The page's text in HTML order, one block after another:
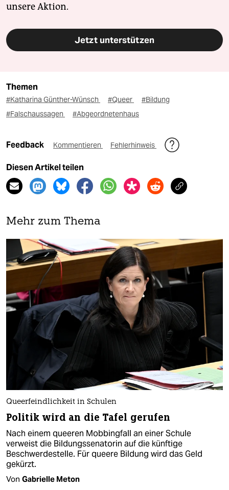
unsere Aktion.
Jetzt unterstützen
Themen
#Katharina Günther-Wünsch #Queer
#Bildung
#Falschaussagen
#Abgeordnetenhaus
Feedback Kommentieren Fehlerhinweis
Diesen Artikel teilen
Mehr zum Thema
Queerfeindlichkeit in Schulen
Politik wird an die Tafel gerufen
Nach einem queeren Mobbingfall an einer Schule
verweist die Bildungssenatorin auf die künftige
Beschwerdestelle. Für queere Bildung wird das Geld
gekürzt.
Von Gabrielle Meton